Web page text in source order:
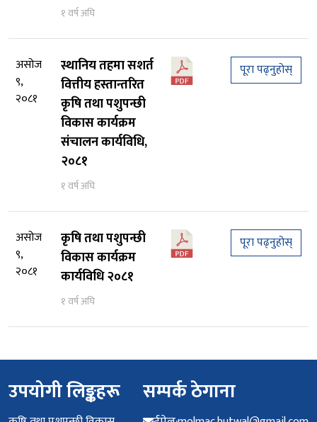
१ वर्ष अघि
असोज
९,
२०८१
स्थानिय तहमा सशर्त
वित्तीय हस्तान्तरित
कृषि तथा पशुपन्छी
विकास कार्यक्रम
संचालन कार्यविधि,
२०८१
१ वर्ष अघि
पूरा पढ्नुहोस्
असोज
९,
२०८१
कृषि तथा पशुपन्छी
विकास कार्यक्रम
कार्यविधि २०८१
१ वर्ष अघि
पूरा पढ्नुहोस्
उपयोगी लिङ्कहरू सम्पर्क ठेगाना